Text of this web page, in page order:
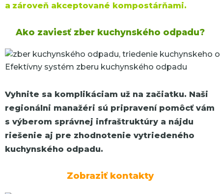
a zároveň akceptované kompostárňami.
Ako zaviesť zber kuchynského odpadu?
Efektívny systém zberu kuchynského odpadu
Vyhnite sa komplikáciam už na začiatku. Naši
regionálni manažéri sú pripravení pomôcť vám
s výberom správnej infraštruktúry a nájdu
riešenie aj pre zhodnotenie vytriedeného
kuchynského odpadu.
Zobraziť kontakty